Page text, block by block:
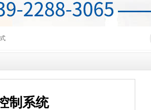
制系统